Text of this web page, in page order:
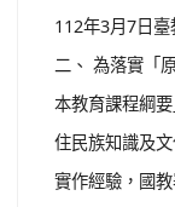
112年3月7日
二、 為落實「
本教育課程綱
住民族知識及
實作經驗，國